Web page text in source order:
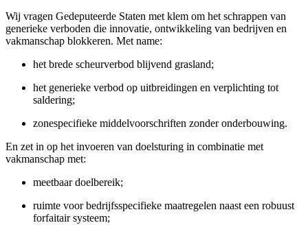
Wij vragen Gedeputeerde Staten met klem om het schrappen van
generieke verboden die innovatie, ontwikkeling van bedrijven en
vakmanschap blokkeren. Met name:
het brede scheurverbod blijvend grasland;
het generieke verbod op uitbreidingen en verplichting tot
saldering;
zonespecifieke middelvoorschriften zonder onderbouwing.
En zet in op het invoeren van doelsturing in combinatie met
vakmanschap met:
meetbaar doelbereik;
ruimte voor bedrijfsspecifieke maatregelen naast een robuust
forfaitair systeem;